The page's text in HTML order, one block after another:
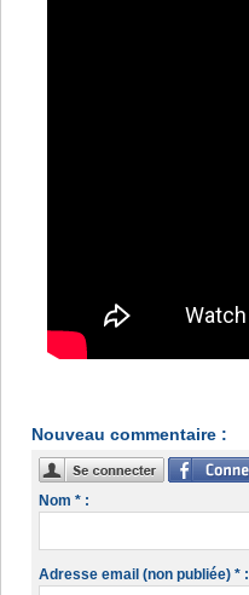
Nouveau commentaire :
Nom * :
Adresse email (non publiée) * :